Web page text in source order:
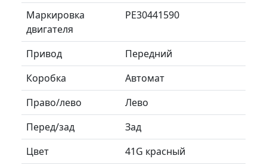
Маркировка
двигателя
PE30441590
Привод
Передний
Коробка
Автомат
Право/лево
Лево
Перед/зад
Зад
Цвет
41G красный